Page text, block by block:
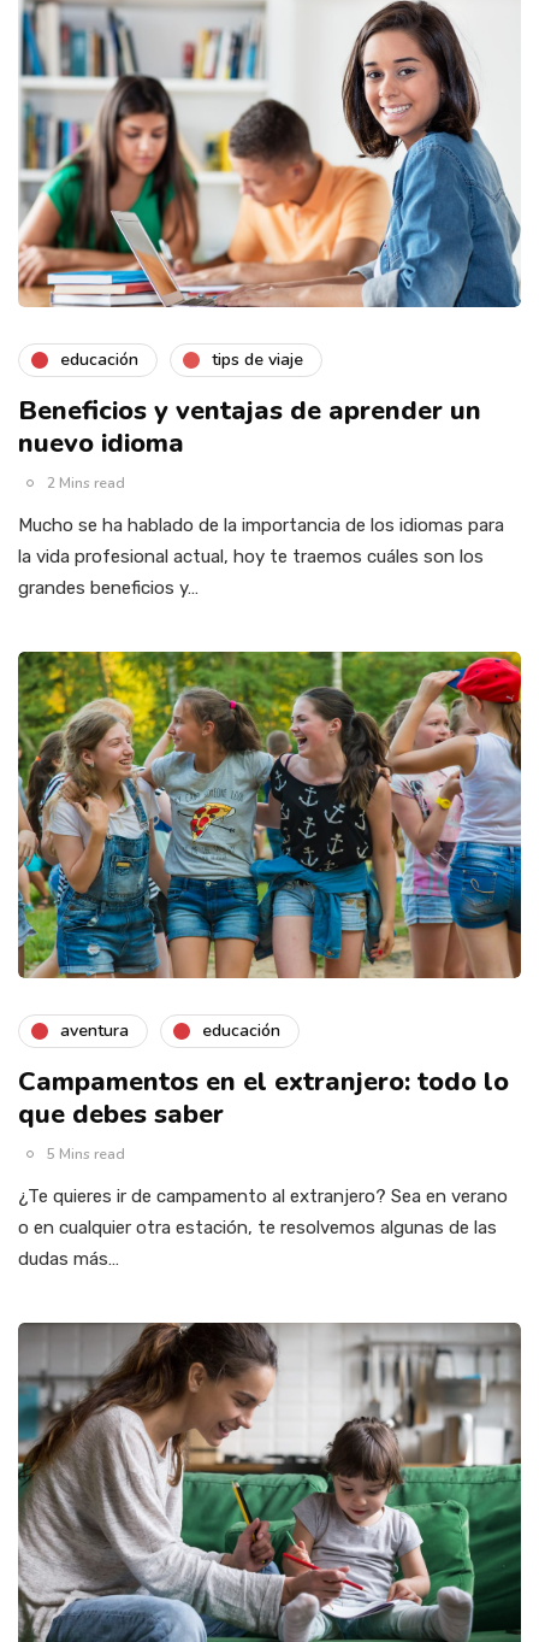
educación tips de viaje
Beneficios y ventajas de aprender un
nuevo idioma
2 Mins read
Mucho se ha hablado de la importancia de los idiomas para
la vida profesional actual, hoy te traemos cuáles son los
grandes beneficios y…
aventura educación
Campamentos en el extranjero: todo lo
que debes saber
5 Mins read
¿Te quieres ir de campamento al extranjero? Sea en verano
o en cualquier otra estación, te resolvemos algunas de las
dudas más…